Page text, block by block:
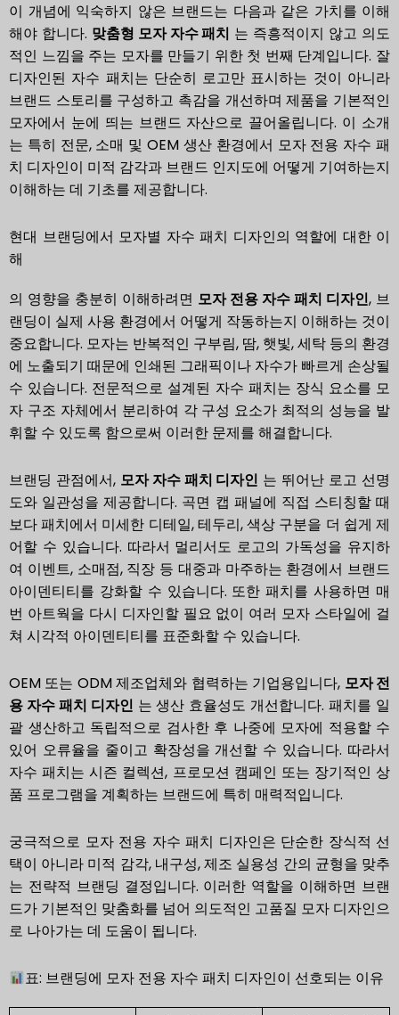
이 개념에 익숙하지 않은 브랜드는 다음과 같은 가치를 이해
해야 합니다. 맞춤형 모자 자수 패치 는 즉흥적이지 않고 의도
적인 느낌을 주는 모자를 만들기 위한 첫 번째 단계입니다. 잘
디자인된 자수 패치는 단순히 로고만 표시하는 것이 아니라
브랜드 스토리를 구성하고 촉감을 개선하며 제품을 기본적인
모자에서 눈에 띄는 브랜드 자산으로 끌어올립니다. 이 소개
는 특히 전문, 소매 및 OEM 생산 환경에서 모자 전용 자수 패
치 디자인이 미적 감각과 브랜드 인지도에 어떻게 기여하는지
이해하는 데 기초를 제공합니다.
현대 브랜딩에서 모자별 자수 패치 디자인의 역할에 대한 이
해
의 영향을 충분히 이해하려면 모자 전용 자수 패치 디자인, 브
랜딩이 실제 사용 환경에서 어떻게 작동하는지 이해하는 것이
중요합니다. 모자는 반복적인 구부림, 땀, 햇빛, 세탁 등의 환경
에 노출되기 때문에 인쇄된 그래픽이나 자수가 빠르게 손상될
수 있습니다. 전문적으로 설계된 자수 패치는 장식 요소를 모
자 구조 자체에서 분리하여 각 구성 요소가 최적의 성능을 발
휘할 수 있도록 함으로써 이러한 문제를 해결합니다.
브랜딩 관점에서, 모자 자수 패치 디자인 는 뛰어난 로고 선명
도와 일관성을 제공합니다. 곡면 캡 패널에 직접 스티칭할 때
보다 패치에서 미세한 디테일, 테두리, 색상 구분을 더 쉽게 제
어할 수 있습니다. 따라서 멀리서도 로고의 가독성을 유지하
여 이벤트, 소매점, 직장 등 대중과 마주하는 환경에서 브랜드
아이덴티티를 강화할 수 있습니다. 또한 패치를 사용하면 매
번 아트웍을 다시 디자인할 필요 없이 여러 모자 스타일에 걸
쳐 시각적 아이덴티티를 표준화할 수 있습니다.
OEM 또는 ODM 제조업체와 협력하는 기업용입니다, 모자 전
용 자수 패치 디자인 는 생산 효율성도 개선합니다. 패치를 일
괄 생산하고 독립적으로 검사한 후 나중에 모자에 적용할 수
있어 오류율을 줄이고 확장성을 개선할 수 있습니다. 따라서
자수 패치는 시즌 컬렉션, 프로모션 캠페인 또는 장기적인 상
품 프로그램을 계획하는 브랜드에 특히 매력적입니다.
궁극적으로 모자 전용 자수 패치 디자인은 단순한 장식적 선
택이 아니라 미적 감각, 내구성, 제조 실용성 간의 균형을 맞추
는 전략적 브랜딩 결정입니다. 이러한 역할을 이해하면 브랜
드가 기본적인 맞춤화를 넘어 의도적인 고품질 모자 디자인으
로 나아가는 데 도움이 됩니다.
표: 브랜딩에 모자 전용 자수 패치 디자인이 선호되는 이유